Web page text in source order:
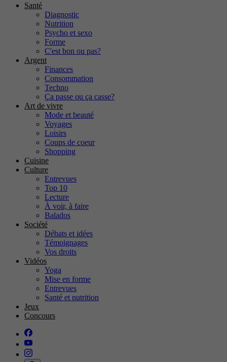
Santé
Diagnostic
Nutrition
Psycho et sexo
Forme
C'est bon ou pas?
Argent
Finances
Consommation
Techno
Ça passe ou ça casse?
Art de vivre
Mode et beauté
Voyages
Loisirs
Coups de coeur
Shopping
Cuisine
Culture
Entrevues
Top 10
Lecture
À voir, à faire
Balados
Société
Débats et idées
Témoignages
Vos droits
Vidéos
Yoga
Mise en forme
Entrevues
Santé et nutrition
Jeux
Concours